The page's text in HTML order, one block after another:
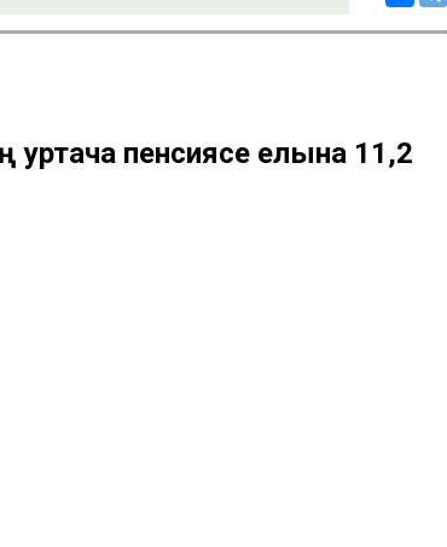
уртача пенсиясе елына 11,2